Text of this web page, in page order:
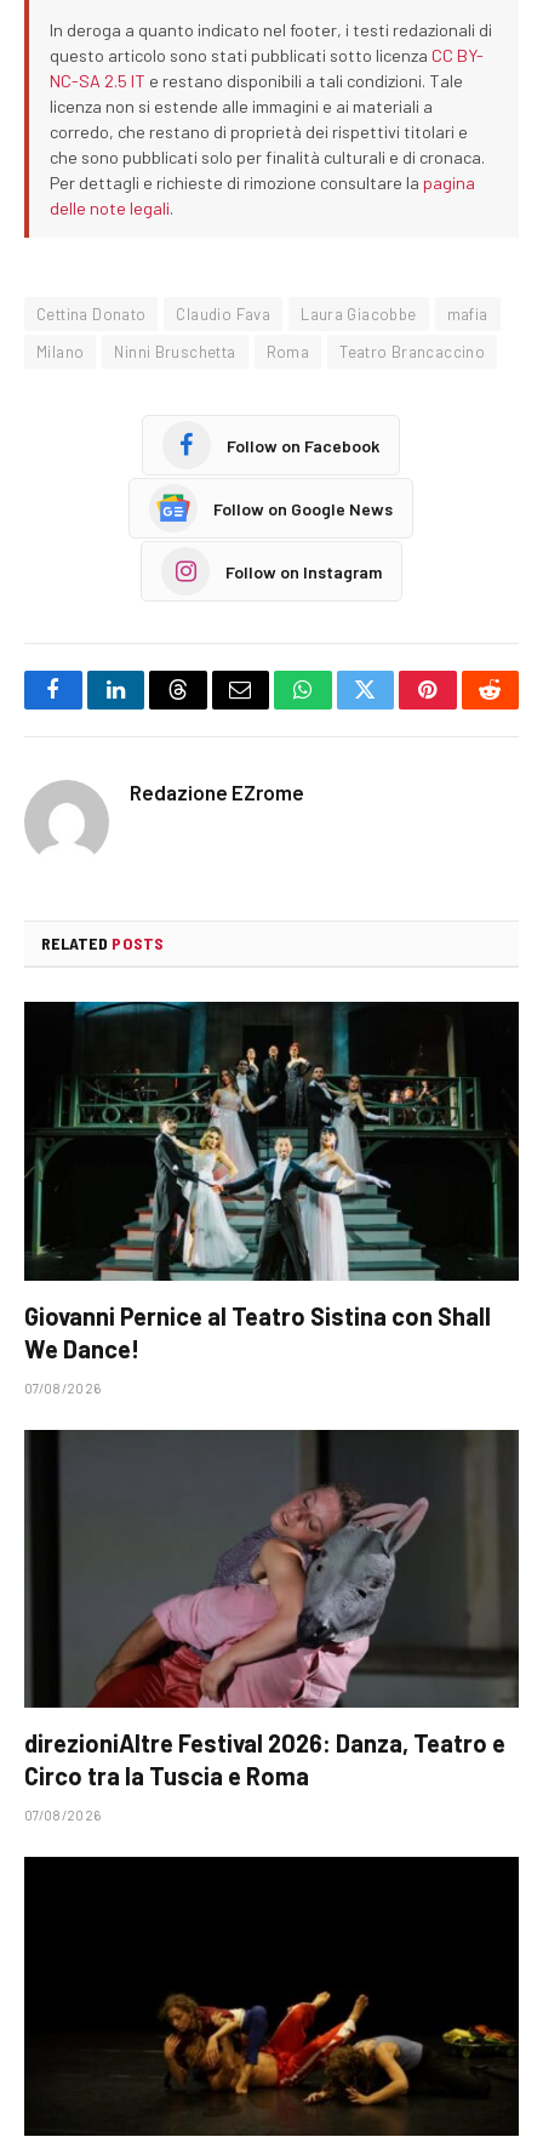
In deroga a quanto indicato nel footer, i testi redazionali di
questo articolo sono stati pubblicati sotto licenza CC BY-
NC-SA 2.5 IT e restano disponibili a tali condizioni. Tale
licenza non si estende alle immagini e ai materiali a
corredo, che restano di proprietà dei rispettivi titolari e
che sono pubblicati solo per finalità culturali e di cronaca.
Per dettagli e richieste di rimozione consultare la pagina
delle note legali.
Cettina Donato Claudio Fava Laura Giacobbe
mafia
Milano
Ninni Bruschetta Roma Teatro Brancaccino
Follow on Facebook
Follow on Google News
Follow on Instagram
FacebookLinkedInThreadsEmail WhatsAppTwitterPinterest
Redazione EZrome
RELATED POSTS
Giovanni Pernice al Teatro Sistina con Shall
We Dance!
07/08/2026
direzioniAltre Festival 2026: Danza, Teatro e
Circo tra la Tuscia e Roma
07/08/2026